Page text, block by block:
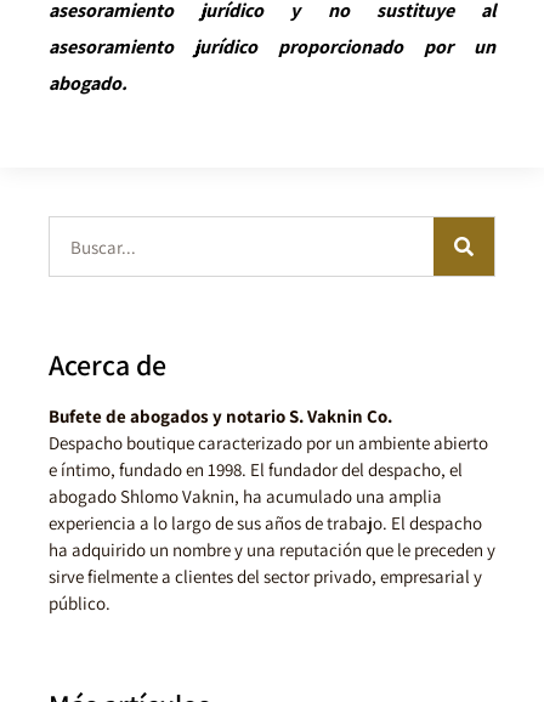
asesoramiento jurídico y no sustituye al
asesoramiento jurídico proporcionado por un
abogado.
Acerca de
Bufete de abogados y notario S. Vaknin Co.
Despacho boutique caracterizado por un ambiente abierto
e íntimo, fundado en 1998. El fundador del despacho, el
abogado Shlomo Vaknin, ha acumulado una amplia
experiencia a lo largo de sus años de trabajo. El despacho
ha adquirido un nombre y una reputación que le preceden y
sirve fielmente a clientes del sector privado, empresarial y
público.